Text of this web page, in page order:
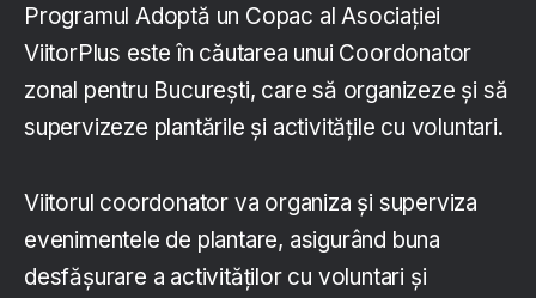
Programul Adoptă un Copac al Asociației
ViitorPlus este în căutarea unui Coordonator
zonal pentru București, care să organizeze și să
supervizeze plantările și activitățile cu voluntari.
Viitorul coordonator va organiza și superviza
evenimentele de plantare, asigurând buna
desfășurare a activităților cu voluntari și